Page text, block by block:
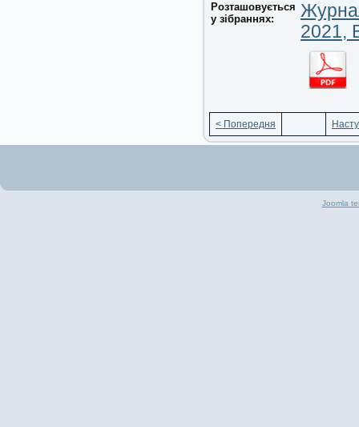
Розташовується
у зібраннях:
2021,
< Попередня
Joomla